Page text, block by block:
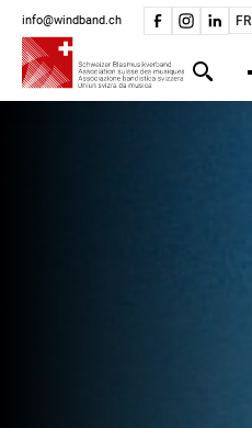
info@windband.ch FR